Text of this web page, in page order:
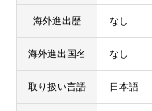
海外進出歴 なし
海外進出国名 なし
取り扱い言語 日本語